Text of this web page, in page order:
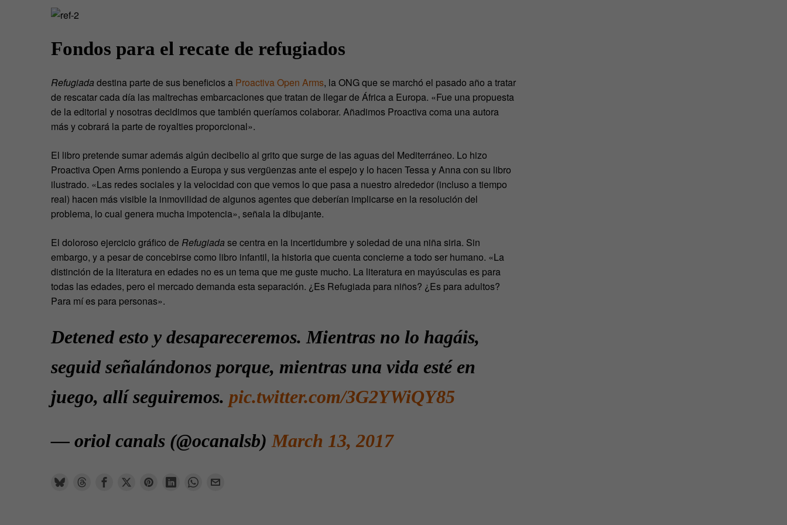
Fondos para el recate de refugiados
Refugiada destina parte de sus beneficios a Proactiva Open Arms, la ONG que se marchó el pasado año a tratar
de rescatar cada día las maltrechas embarcaciones que tratan de llegar de África a Europa. «Fue una propuesta
de la editorial y nosotras decidimos que también queríamos colaborar. Añadimos Proactiva coma una autora
más y cobrará la parte de royalties proporcional».
El libro pretende sumar además algún decibelio al grito que surge de las aguas del Mediterráneo. Lo hizo
Proactiva Open Arms poniendo a Europa y sus vergüenzas ante el espejo y lo hacen Tessa y Anna con su libro
ilustrado. «Las redes sociales y la velocidad con que vemos lo que pasa a nuestro alrededor (incluso a tiempo
real) hacen más visible la inmovilidad de algunos agentes que deberían implicarse en la resolución del
problema, lo cual genera mucha impotencia», señala la dibujante.
El doloroso ejercicio gráfico de Refugiada se centra en la incertidumbre y soledad de una niña siria. Sin
embargo, y a pesar de concebirse como libro infantil, la historia que cuenta concierne a todo ser humano. «La
distinción de la literatura en edades no es un tema que me guste mucho. La literatura en mayúsculas es para
todas las edades, pero el mercado demanda esta separación. ¿Es Refugiada para niños? ¿Es para adultos?
Para mí es para personas».
Detened esto y desapareceremos. Mientras no lo hagáis,
seguid señalándonos porque, mientras una vida esté en
juego, allí seguiremos. pic.twitter.com/3G2YWiQY85
— oriol canals (@ocanalsb) March 13, 2017